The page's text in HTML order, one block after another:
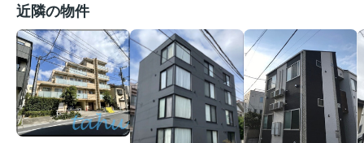
近隣の物件